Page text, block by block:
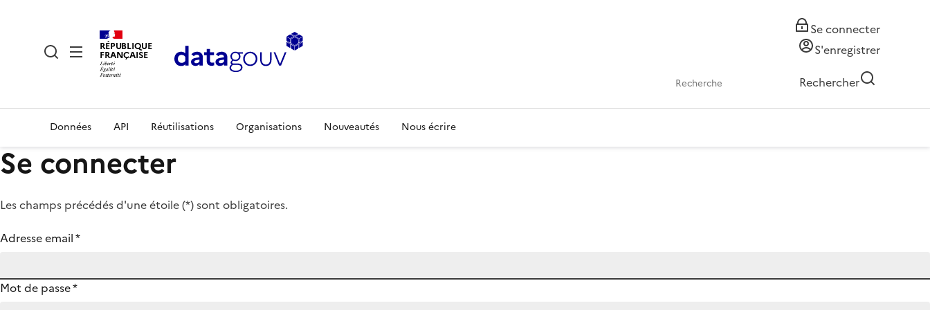
RÉPUBLIQUE
FRANÇAISE
Se connecter
S'enregistrer
Rechercher
Données API Réutilisations Organisations Nouveautés Nous écrire
Se connecter
Les champs précédés d'une étoile (*) sont obligatoires.
Adresse email*
Mot de passe*